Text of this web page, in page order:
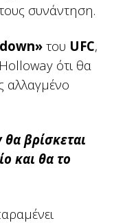
συνάντηση.
του UFC,
ότι θα
αλλαγμένο
βρίσκεται
και θα το